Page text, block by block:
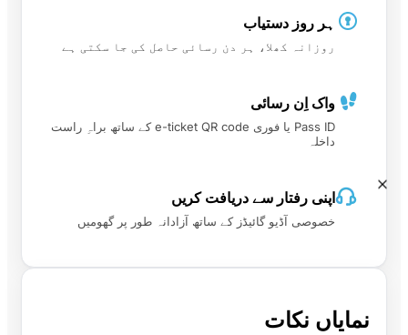
ہر روز دستیاب
روزانہ کھلا، ہر دن رسائی حاصل کی جا سکتی ہے
واک اِن رسائی
Pass ID یا فوری e-ticket QR code کے ساتھ براہِ راست
داخلہ
اپنی رفتار سے دریافت کریں
خصوصی آڈیو گائیڈز کے ساتھ آزادانہ طور پر گھومیں
نمایاں نکات